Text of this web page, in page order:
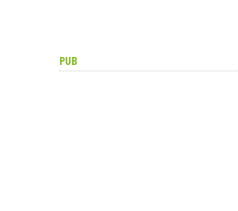
PUB